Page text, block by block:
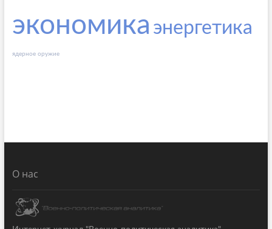
экономика энергетика
ядерное оружие
О нас